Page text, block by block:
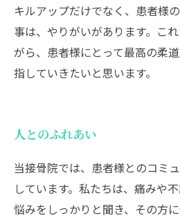
キルアップだけでなく、患者様
事は、やりがいがあります。こ
がら、患者様にとって最高の柔
指していきたいと思います。
人とのふれあい
当接骨院では、患者様とのコミ
しています。私たちは、痛みや
悩みをしっかりと聞き、その方